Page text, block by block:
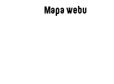
Mapa webu